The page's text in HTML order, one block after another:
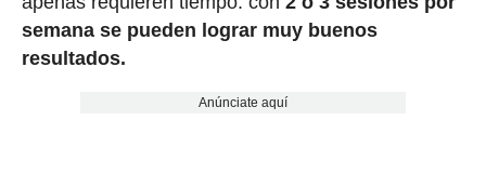
semana se pueden lograr muy buenos
resultados.
Anúnciate aquí